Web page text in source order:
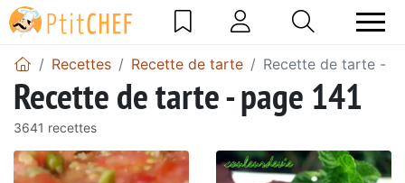
Recettes Recette de tarte Recette de tarte -
Recette de tarte - page 141
3641 recettes